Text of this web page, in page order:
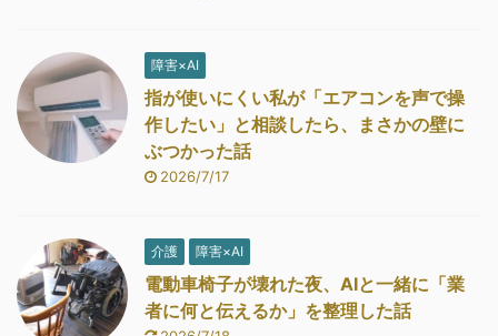
障害×AI
指が使いにくい私が「エアコンを声で操
作したい」と相談したら、まさかの壁に
ぶつかった話
2026/7/17
介護 障害×AI
電動車椅子が壊れた夜、AIと一緒に「業
者に何と伝えるか」を整理した話